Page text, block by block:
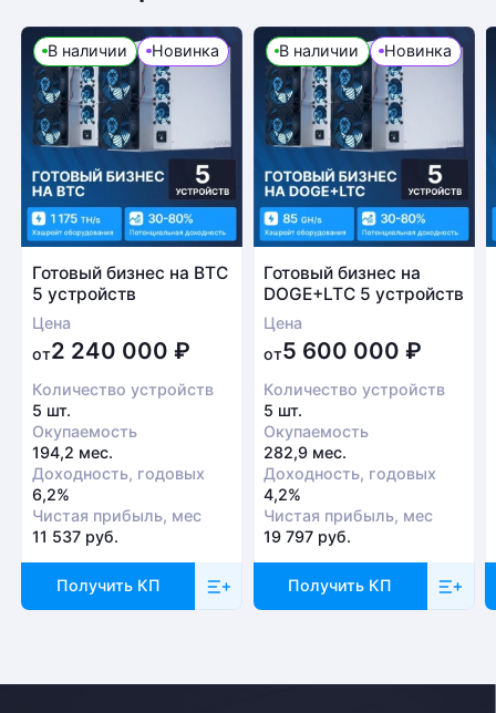
В наличии Новинка
Готовый бизнес на BTC
5 устройств
Цена
от2 240 000 ₽
Количество устройств
5 шт.
Окупаемость
194,2 мес.
Доходность, годовых
6,2%
Чистая прибыль, мес
11 537 руб.
Получить КП
В наличии Новинка
Готовый бизнес на
DOGE+LTC 5 устройств
Цена
от5 600 000₽
Количество устройств
5 шт.
Окупаемость
282,9 мес.
Доходность, годовых
4,2%
Чистая прибыль, мес
19 797 руб.
Получить КП